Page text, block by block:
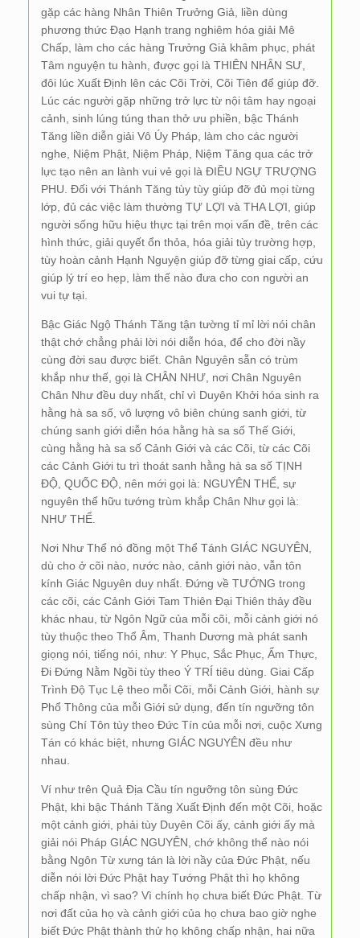
gặp các hàng Nhân Thiên Trưởng Giả, liền dùng
phương thức Đạo Hạnh trang nghiêm hóa giải Mê
Chấp, làm cho các hàng Trưởng Giả khâm phục, phát
Tâm nguyện tu hành, được gọi là THIÊN NHÂN SƯ,
đôi lúc Xuất Định lên các Cõi Trời, Cõi Tiên để giúp đỡ.
Lúc các người gặp những trở lực từ nội tâm hay ngoại
cảnh, sinh lúng túng than thở ưu phiền, bậc Thánh
Tăng liền diễn giải Vô Úy Pháp, làm cho các người
nghe, Niệm Phật, Niệm Pháp, Niệm Tăng qua các trở
lực tạo nên an lành vui vẻ gọi là ĐIỀU NGỰ TRƯỢNG
PHU. Đối với Thánh Tăng tùy tùy giúp đỡ đủ mọi từng
lớp, đủ các việc làm thường TỰ LỢI và THA LỢI, giúp
người sống hữu hiệu thực tại trên mọi vấn đề, trên các
hình thức, giải quyết ổn thỏa, hóa giải tùy trường hợp,
tùy hoàn cảnh Hạnh Nguyện giúp đỡ từng giai cấp, cứu
giúp lý trí eo hẹp, làm thế nào đưa cho con người an
vui tự tại.
Bậc Giác Ngộ Thánh Tăng tận tường tỉ mỉ lời nói chân
thật chớ chẳng phải lời nói diễn hóa, để cho đời nầy
cùng đời sau được biết. Chân Nguyên sẵn có trùm
khắp như thế, gọi là CHÂN NHƯ, nơi Chân Nguyên
Chân Như đều duy nhất, chỉ vì Duyên Khởi hóa sinh ra
hằng hà sa số, vô lượng vô biên chúng sanh giới, từ
chúng sanh giới diễn hóa hằng hà sa số Thế Giới,
cùng hằng hà sa số Cảnh Giới và các Cõi, từ các Cõi
các Cảnh Giới tu trì thoát sanh hằng hà sa số TỊNH
ĐỘ, QUỐC ĐỘ, nên mới gọi là: NGUYÊN THỂ, sự
nguyên thể hữu tướng trùm khắp Chân Như gọi là:
NHƯ THỂ.
Nơi Như Thể nó đồng một Thể Tánh GIÁC NGUYÊN,
dù cho ở cõi nào, nước nào, cảnh giới nào, vẫn tôn
kính Giác Nguyên duy nhất. Đứng về TƯỚNG trong
các cõi, các Cảnh Giới Tam Thiên Đại Thiên thảy đều
khác nhau, từ Ngôn Ngữ của mỗi cõi, mỗi cảnh giới nó
tùy thuộc theo Thổ Âm, Thanh Dương mà phát sanh
giọng nói, tiếng nói, như: Y Phục, Sắc Phục, Ẩm Thực,
Đi Đứng Nằm Ngồi tùy theo Ý TRÍ tiêu dùng. Giai Cấp
Trình Độ Tục Lệ theo mỗi Cõi, mỗi Cảnh Giới, hành sự
Phổ Thông của mỗi Giới sử dụng, đến tín ngưỡng tôn
sùng Chí Tôn tùy theo Đức Tín của mỗi nơi, cuộc Xưng
Tán có khác biệt, nhưng GIÁC NGUYÊN đều như
nhau.
Ví như trên Quả Địa Cầu tín ngưỡng tôn sùng Đức
Phật, khi bậc Thánh Tăng Xuất Định đến một Cõi, hoặc
một cảnh giới, phải tùy Duyên Cõi ấy, cảnh giới ấy mà
giải nói Pháp GIÁC NGUYÊN, chớ không thể nào nói
bằng Ngôn Từ xưng tán là lời nầy của Đức Phật, nếu
diễn nói lời Đức Phật hay Tướng Phật thì họ không
chấp nhận, vì sao? Vì chính họ chưa biết Đức Phật. Từ
nơi đất của họ và cảnh giới của họ chưa bao giờ nghe
biết Đức Phật thành thử họ không chấp nhận, hai nữa